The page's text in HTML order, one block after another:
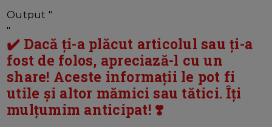
Output "
"
✔️ Dacă ți-a plăcut articolul sau ți-a
fost de folos, apreciază-l cu un
share! Aceste informații le pot fi
utile și altor mămici sau tătici. Îți
mulțumim anticipat! ❣️